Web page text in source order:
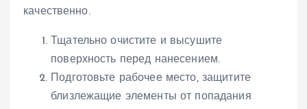
качественно.
Тщательно очистите и высушите
поверхность перед нанесением.
Подготовьте рабочее место, защитите
близлежащие элементы от попадания